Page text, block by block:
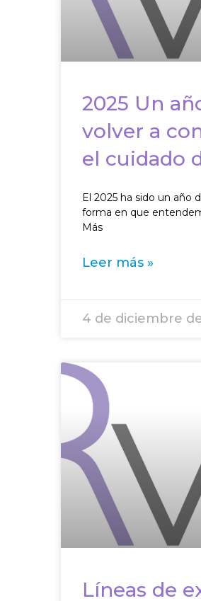
2025 Un
volver a
el cuidado
El 2025 ha sido un año
forma en que
Más
Leer más »
4 de diciembre
Líneas de